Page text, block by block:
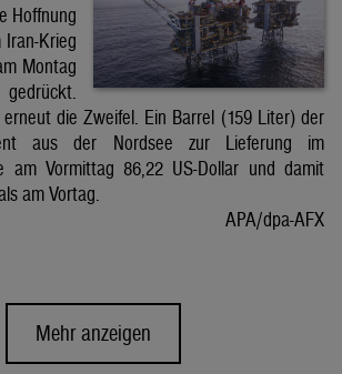
Hoffnung
Krieg
Montag
die Zweifel. Ein Barrel (159 Liter) der
aus der Nordsee zur Lieferung im
am Vormittag 86,22 US-Dollar und damit
am Vortag.
APA/dpa-AFX
Mehr anzeigen